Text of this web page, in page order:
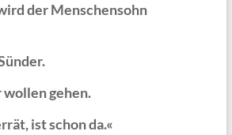
der Menschensohn
wollen gehen.
ist schon da.«